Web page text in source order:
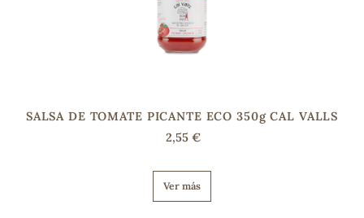
SALSA DE TOMATE PICANTE ECO 350g CAL VALLS
2,55 €
Ver más